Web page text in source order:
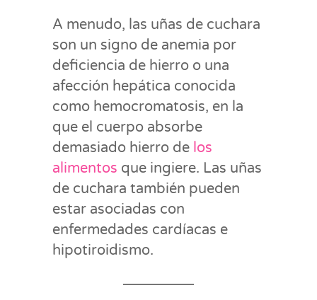
A menudo, las uñas de cuchara
son un signo de anemia por
deficiencia de hierro o una
afección hepática conocida
como hemocromatosis, en la
que el cuerpo absorbe
demasiado hierro de los
alimentos que ingiere. Las uñas
de cuchara también pueden
estar asociadas con
enfermedades cardíacas e
hipotiroidismo.